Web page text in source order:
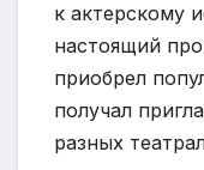
к актерскому
настоящий
приобрел
получал
разных